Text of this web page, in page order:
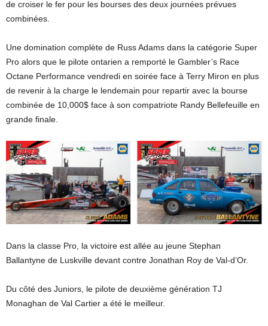
de croiser le fer pour les bourses des deux journées prévues
combinées.
Une domination complète de Russ Adams dans la catégorie Super
Pro alors que le pilote ontarien a remporté le Gambler’s Race
Octane Performance vendredi en soirée face à Terry Miron en plus
de revenir à la charge le lendemain pour repartir avec la bourse
combinée de 10,000$ face à son compatriote Randy Bellefeuille en
grande finale.
Dans la classe Pro, la victoire est allée au jeune Stephan
Ballantyne de Luskville devant contre Jonathan Roy de Val-d’Or.
Du côté des Juniors, le pilote de deuxième génération TJ
Monaghan de Val Cartier a été le meilleur.